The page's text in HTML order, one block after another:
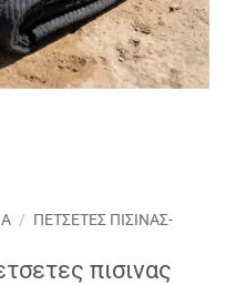
/ ΠΕΤΣΕΤΕΣ ΠΙΣΙΝΑΣ-
πισινας